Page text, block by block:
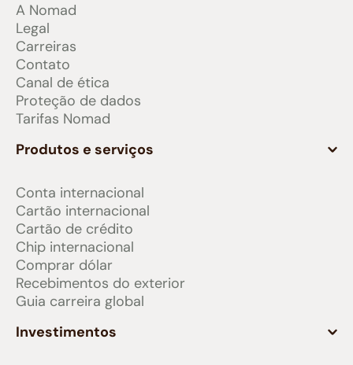
A Nomad
Legal
Carreiras
Contato
Canal de ética
Proteção de dados
Tarifas Nomad
Produtos e serviços
Conta internacional
Cartão internacional
Cartão de crédito
Chip internacional
Comprar dólar
Recebimentos do exterior
Guia carreira global
Investimentos